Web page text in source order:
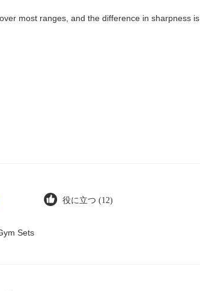
most ranges, and the difference in sharpness is
役に立つ (12)
Sets